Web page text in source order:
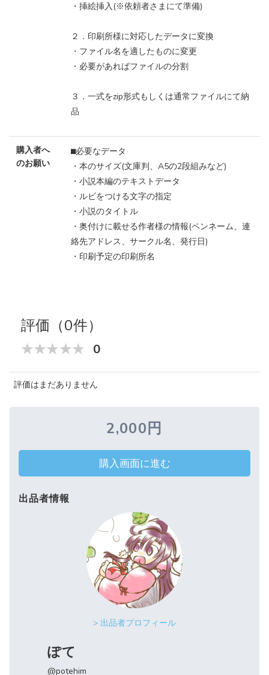
・挿絵挿入(※依頼者さまにて準備)
２．印刷所様に対応したデータに変換
・ファイル名を適したものに変更
・必要があればファイルの分割
３．一式をzip形式もしくは通常ファイルにて納
品
購入者へ
のお願い
⬛︎必要なデータ
・本のサイズ(文庫判、A5の2段組みなど)
・小説本編のテキストデータ
・ルビをつける文字の指定
・小説のタイトル
・奥付けに載せる作者様の情報(ペンネーム、連
絡先アドレス、サークル名、発行日)
・印刷予定の印刷所名
評価（0件）
0
評価はまだありません
2,000円
購入画面に進む
出品者情報
> 出品者プロフィール
ぽて
@potehim